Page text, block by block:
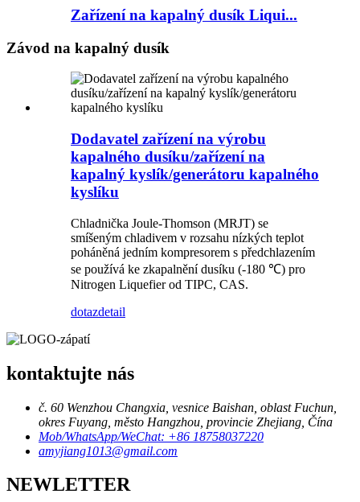
Zařízení na kapalný dusík Liqui...
Závod na kapalný dusík
Dodavatel zařízení na výrobu
kapalného dusíku/zařízení na
kapalný kyslík/generátoru kapalného
kyslíku
Chladnička Joule-Thomson (MRJT) se
smíšeným chladivem v rozsahu nízkých teplot
poháněná jedním kompresorem s předchlazením
se používá ke zkapalnění dusíku (-180 ℃) pro
Nitrogen Liquefier od TIPC, CAS.
dotazdetail
kontaktujte nás
č. 60 Wenzhou Changxia, vesnice Baishan, oblast Fuchun,
okres Fuyang, město Hangzhou, provincie Zhejiang, Čína
Mob/WhatsApp/WeChat: +86 18758037220
amyjiang1013@gmail.com
NEWLETTER